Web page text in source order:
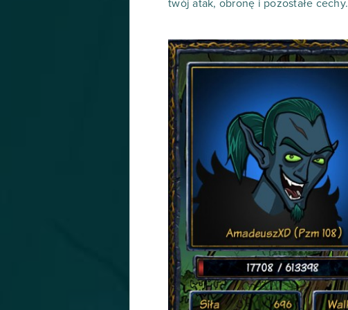
twój atak, obronę i pozostałe cechy.